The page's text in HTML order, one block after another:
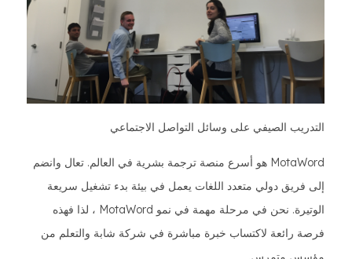
التدريب الصيفي على وسائل التواصل الاجتماعي
MotaWord هو أسرع منصة ترجمة بشرية في العالم. تعال وانضم
إلى فريق دولي متعدد اللغات يعمل في بيئة بدء تشغيل سريعة
الوتيرة. نحن في مرحلة مهمة في نمو MotaWord ، لذا فهذه
فرصة رائعة لاكتساب خبرة مباشرة في شركة شابة والتعلم من